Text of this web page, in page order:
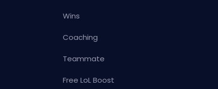
Wins
Coaching
Teammate
Free LoL Boost